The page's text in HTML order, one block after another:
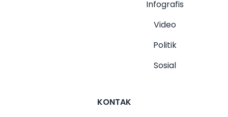
Infografis
Video
Politik
Sosial
KONTAK